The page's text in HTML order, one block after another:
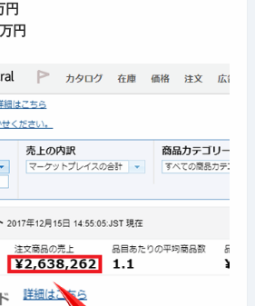
円
円